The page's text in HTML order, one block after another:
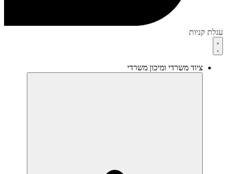
עגלת קניות
ציוד משרדי ומיכון משרדי